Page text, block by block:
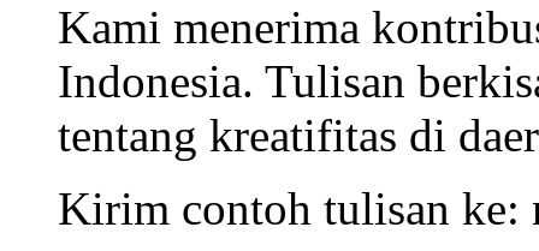
Kami menerima
Indonesia. Tulisan
tentang kreatifitas di
Kirim contoh tulisan ke: